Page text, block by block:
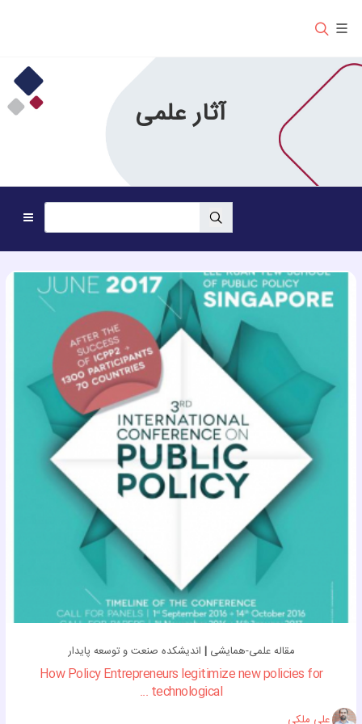
آثار علمی
مقاله علمی-همایشی| اندیشکده صنعت و توسعه پایدار
How Policy Entrepreneurs legitimize new policies for
technological ...
علی ملکی